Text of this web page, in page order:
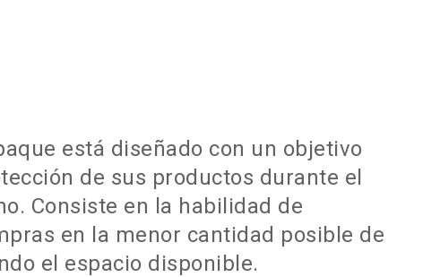
está diseñado con un objetivo
de sus productos durante el
Consiste en la habilidad de
en la menor cantidad posible de
el espacio disponible.